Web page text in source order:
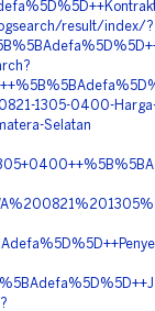
result/index/?
1305-0400-
Selatan